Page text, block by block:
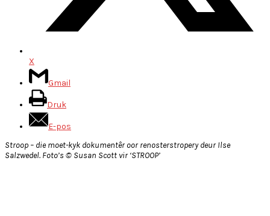
X
Gmail
Druk
E-pos
Stroop – die moet-kyk dokumentêr oor renosterstropery deur Ilse
Salzwedel. Foto’s © Susan Scott vir ‘STROOP’